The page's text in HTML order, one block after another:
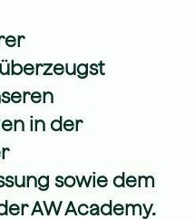
in der
sowie dem
AW Academy.